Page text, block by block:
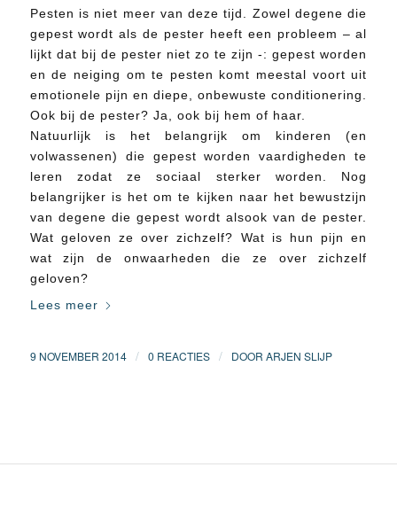
Pesten is niet meer van deze tijd. Zowel degene die
gepest wordt als de pester heeft een probleem – al
lijkt dat bij de pester niet zo te zijn -: gepest worden
en de neiging om te pesten komt meestal voort uit
emotionele pijn en diepe, onbewuste conditionering.
Ook bij de pester? Ja, ook bij hem of haar.
Natuurlijk is het belangrijk om kinderen (en
volwassenen) die gepest worden vaardigheden te
leren zodat ze sociaal sterker worden. Nog
belangrijker is het om te kijken naar het bewustzijn
van degene die gepest wordt alsook van de pester.
Wat geloven ze over zichzelf? Wat is hun pijn en
wat zijn de onwaarheden die ze over zichzelf
geloven?
Lees meer
9 NOVEMBER 2014 / 0 REACTIES / DOOR ARJEN SLIJP